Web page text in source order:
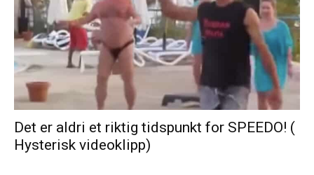
Det er aldri et riktig tidspunkt for SPEEDO! (
Hysterisk videoklipp)